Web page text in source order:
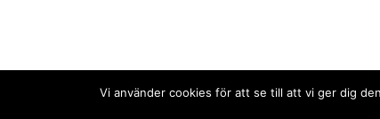
Vi använder cookies för att se till att vi ger dig